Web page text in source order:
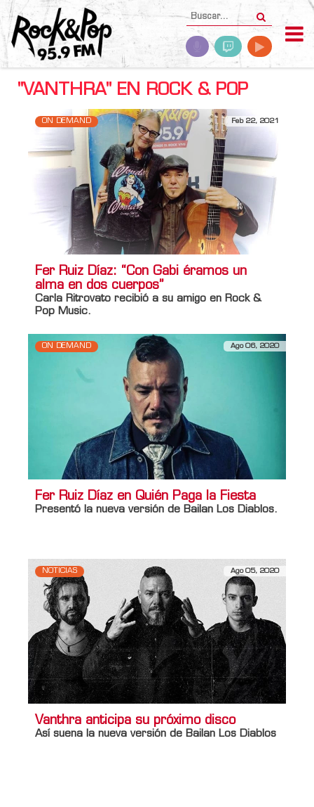
"VANTHRA" EN ROCK & POP
ON DEMAND Feb 22, 2021
Fer Ruiz Díaz: “Con Gabi éramos un
alma en dos cuerpos”
Carla Ritrovato recibió a su amigo en Rock &
Pop Music.
ON DEMAND Ago 06, 2020
Fer Ruiz Díaz en Quién Paga la Fiesta
Presentó la nueva versión de Bailan Los Diablos.
NOTICIAS Ago 05, 2020
Vanthra anticipa su próximo disco
Así suena la nueva versión de Bailan Los Diablos